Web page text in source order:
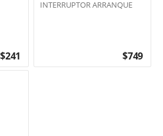
$241
INTERRUPTOR ARRANQUE
$749